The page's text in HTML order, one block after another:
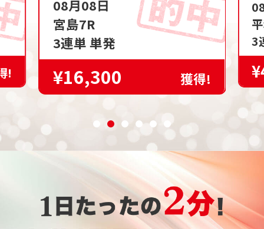
!
08月08日
宮島7R
3連単 単発
¥16,300 獲得!
3